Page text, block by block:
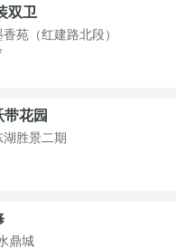
双卫
苑（红建路北段）
花园
胜景二期
鼎城